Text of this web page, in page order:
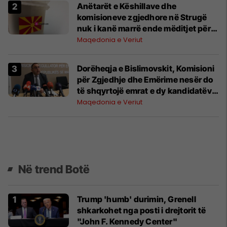
Anëtarët e Këshillave dhe
komisioneve zgjedhore në Strugë
nuk i kanë marrë ende mëditjet për
dy raundet e zgjedhjeve lokale
Maqedonia e Veriut
Dorëheqja e Bislimovskit, Komisioni
për Zgjedhje dhe Emërime nesër do
të shqyrtojë emrat e dy kandidatëve
për krytar të KRRE-së
Maqedonia e Veriut
Në trend Botë
Trump 'humb' durimin, Grenell
shkarkohet nga posti i drejtorit të
"John F. Kennedy Center"